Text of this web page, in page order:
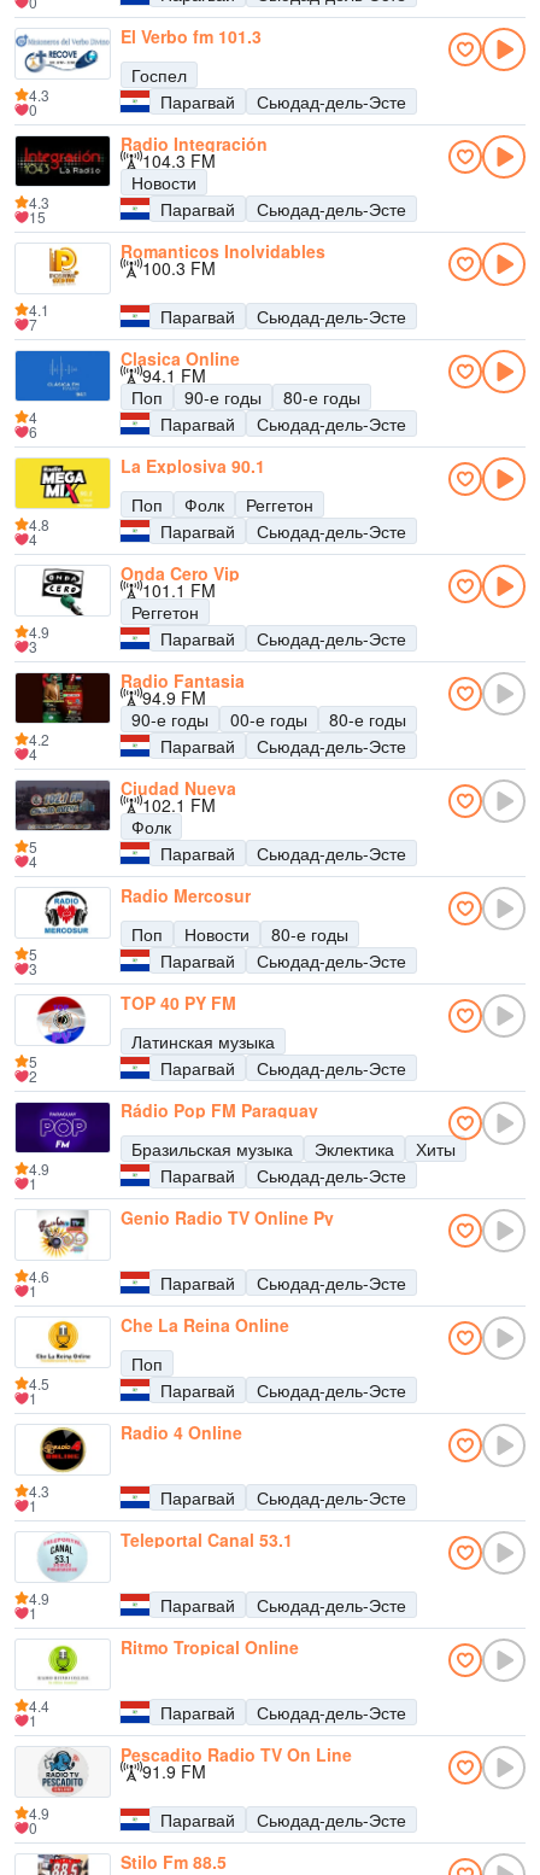
El Verbo fm 101.3
Госпел
Парагвай
Сьюдад-дель-Эсте
4.3
0
Radio Integración
104.3 FM
Новости
Парагвай
Сьюдад-дель-Эсте
4.3
15
Romanticos Inolvidables
100.3 FM
Парагвай
Сьюдад-дель-Эсте
4.1
7
Clasica Online
94.1 FM
Поп
90-е годы
80-е годы
Парагвай
Сьюдад-дель-Эсте
4
6
La Explosiva 90.1
Поп
Фолк
Реггетон
Парагвай
Сьюдад-дель-Эсте
4.8
4
Onda Cero Vip
101.1 FM
Реггетон
Парагвай
Сьюдад-дель-Эсте
4.9
3
Radio Fantasia
94.9 FM
90-е годы
00-е годы
80-е годы
Парагвай
Сьюдад-дель-Эсте
4.2
4
Ciudad Nueva
102.1 FM
Фолк
Парагвай
Сьюдад-дель-Эсте
5
4
Radio Mercosur
Поп
Новости
80-е годы
Парагвай
Сьюдад-дель-Эсте
5
3
TOP 40 PY FM
Латинская музыка
Парагвай
Сьюдад-дель-Эсте
5
2
Rádio Pop FM Paraguay
Бразильская музыка
Эклектика
Хиты
Парагвай
Сьюдад-дель-Эсте
4.9
1
Genio Radio TV Online Py
Парагвай Сьюдад-дель-Эсте
4.6
1
Che La Reina Online
Поп
Парагвай
Сьюдад-дель-Эсте
4.5
1
Radio 4 Online
Парагвай Сьюдад-дель-Эсте
4.3
1
Teleportal Canal 53.1
Парагвай Сьюдад-дель-Эсте
4.9
1
Ritmo Tropical Online
Парагвай Сьюдад-дель-Эсте
4.4
1
Pescadito Radio TV On Line
91.9 FM
Парагвай
Сьюдад-дель-Эсте
4.9
0
Stilo Fm 88.5